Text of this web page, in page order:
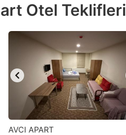
Otel Teklifleri
AVCI APART